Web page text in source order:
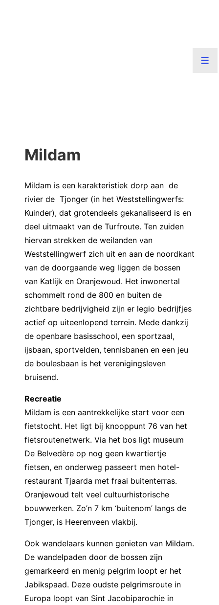
Mildam
Mildam is een karakteristiek dorp aan de
rivier de Tjonger (in het Weststellingwerfs:
Kuinder), dat grotendeels gekanaliseerd is en
deel uitmaakt van de Turfroute. Ten zuiden
hiervan strekken de weilanden van
Weststellingwerf zich uit en aan de noordkant
van de doorgaande weg liggen de bossen
van Katlijk en Oranjewoud. Het inwonertal
schommelt rond de 800 en buiten de
zichtbare bedrijvigheid zijn er legio bedrijfjes
actief op uiteenlopend terrein. Mede dankzij
de openbare basisschool, een sportzaal,
ijsbaan, sportvelden, tennisbanen en een jeu
de boulesbaan is het verenigingsleven
bruisend.
Recreatie
Mildam is een aantrekkelijke start voor een
fietstocht. Het ligt bij knooppunt 76 van het
fietsroutenetwerk. Via het bos ligt museum
De Belvedère op nog geen kwartiertje
fietsen, en onderweg passeert men hotel-
restaurant Tjaarda met fraai buitenterras.
Oranjewoud telt veel cultuurhistorische
bouwwerken. Zo’n 7 km ‘buitenom’ langs de
Tjonger, is Heerenveen vlakbij.
Ook wandelaars kunnen genieten van Mildam.
De wandelpaden door de bossen zijn
gemarkeerd en menig pelgrim loopt er het
Jabikspaad. Deze oudste pelgrimsroute in
Europa loopt van Sint Jacobiparochie in